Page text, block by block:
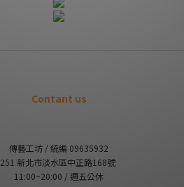
Contant us
傳藝工坊 / 統編 09635932
251 新北市淡水區中正路168號
11:00~20:00 / 週五公休